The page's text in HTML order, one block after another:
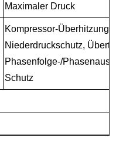
Maximaler Druck
Kompressor-
Niederdruckschutz,
Phasenfolge-/
Schutz